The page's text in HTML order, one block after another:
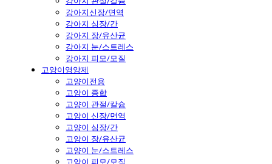
강아지신장/면역
강아지 심장/간
강아지 장/유산균
강아지 눈/스트레스
강아지 피모/모질
고양이영양제
고양이전용
고양이 종합
고양이 관절/칼슘
고양이 신장/면역
고양이 심장/간
고양이 장/유산균
고양이 눈/스트레스
고양이 피모/모질